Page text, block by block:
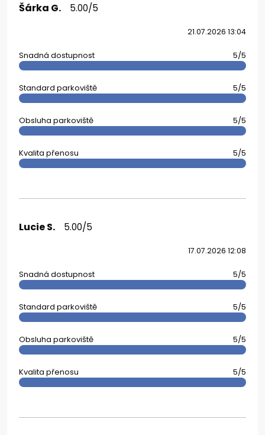
Šárka G. 5.00/5
21.07.2026 13:04
Snadná dostupnost 5/5
Standard parkoviště 5/5
Obsluha parkoviště 5/5
Kvalita přenosu 5/5
Lucie S. 5.00/5
17.07.2026 12:08
Snadná dostupnost 5/5
Standard parkoviště 5/5
Obsluha parkoviště 5/5
Kvalita přenosu 5/5